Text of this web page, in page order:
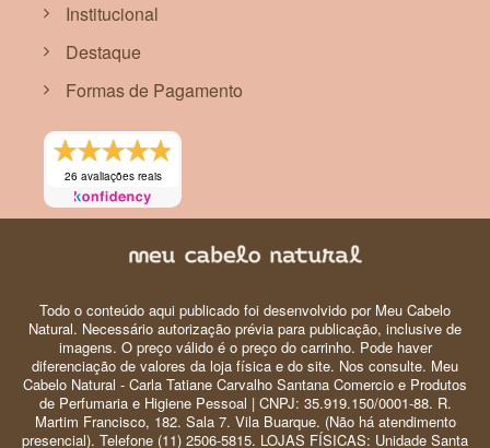
Institucional
Destaque
Formas de Pagamento
26 avaliações reais
Todo o conteúdo aqui publicado foi desenvolvido por Meu Cabelo
Natural. Necessário autorização prévia para publicação, inclusive de
imagens. O preço válido é o preço do carrinho. Pode haver
diferenciação de valores da loja física e do site. Nos consulte. Meu
Cabelo Natural - Carla Tatiane Carvalho Santana Comercio e Produtos
de Perfumaria e Higiene Pessoal | CNPJ: 35.919.150/0001-88. R.
Martim Francisco, 182. Sala 7. Vila Buarque. (Não há atendimento
presencial). Telefone (11) 2506-5815. LOJAS FÍSICAS: Unidade Santa